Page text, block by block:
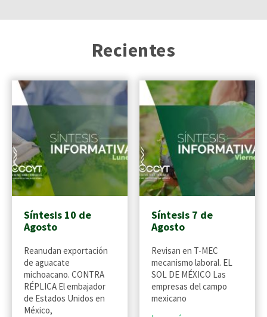
Recientes
Síntesis 10 de
Agosto
Reanudan exportación
de aguacate
michoacano. CONTRA
RÉPLICA El embajador
de Estados Unidos en
México,
Síntesis 7 de
Agosto
Revisan en T-MEC
mecanismo laboral. EL
SOL DE MÉXICO Las
empresas del campo
mexicano